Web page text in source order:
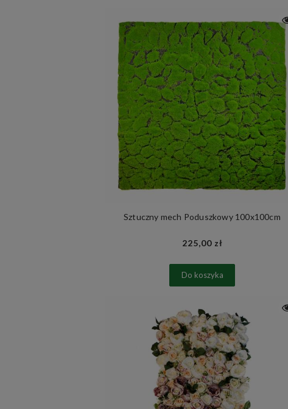
Sztuczny mech Poduszkowy 100x100cm
225,00 zł
Do koszyka